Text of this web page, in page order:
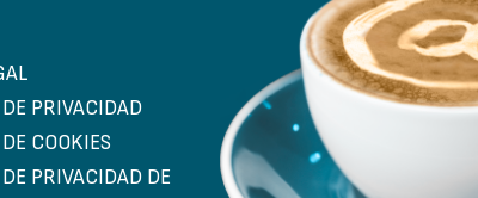
PRIVACIDAD
COOKIES
PRIVACIDAD DE